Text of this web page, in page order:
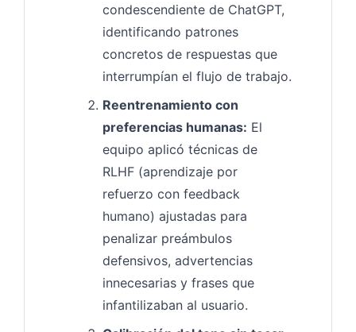
condescendiente de ChatGPT,
identificando patrones
concretos de respuestas que
interrumpían el flujo de trabajo.
Reentrenamiento con
preferencias humanas: El
equipo aplicó técnicas de
RLHF (aprendizaje por
refuerzo con feedback
humano) ajustadas para
penalizar preámbulos
defensivos, advertencias
innecesarias y frases que
infantilizaban al usuario.